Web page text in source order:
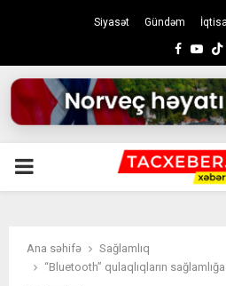
Siyasət Gündəm
PRIMARY
Ana səhifə
Sağlamlıq
“Bluetooth” qulaqlıqların